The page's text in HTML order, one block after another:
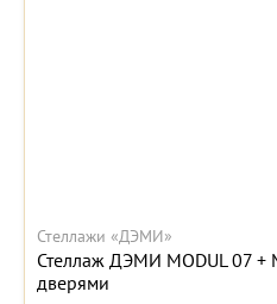
Стеллажи «ДЭМИ»
Стеллаж ДЭМИ MODUL 07 +
дверями